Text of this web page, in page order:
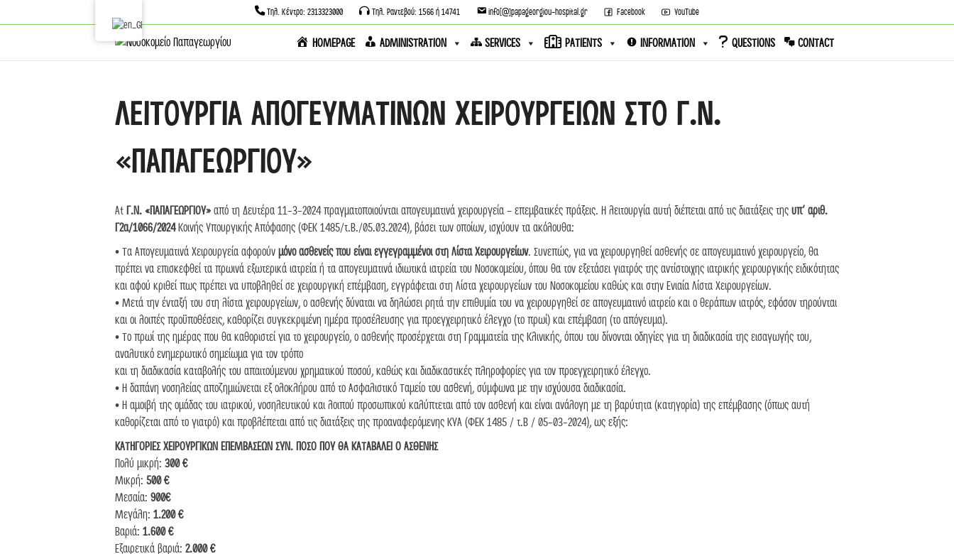
Τηλ. Κέντρο: 2313323000 Τηλ. Ραντεβού: 1566 ή 14741 info[@]papageorgiou-hospital.gr Facebook YouTube
HOMEPAGE ADMINISTRATION SERVICES PATIENTS INFORMATION QUESTIONS CONTACT
ΛΕΙΤΟΥΡΓΙΑ ΑΠΟΓΕΥΜΑΤΙΝΩΝ ΧΕΙΡΟΥΡΓΕΙΩΝ ΣΤΟ Γ.Ν.
«ΠΑΠΑΓΕΩΡΓΙΟΥ»
AtΓ.Ν. «ΠΑΠΑΓΕΩΡΓΙΟΥ»από τη Δευτέρα 11-3-2024 πραγματοποιούνται απογευματινά χειρουργεία – επεμβατικές πράξεις. Η λειτουργία αυτή διέπεται από τις διατάξεις τηςυπ΄ αριθ.
Γ2α/1066/2024Kοινής Υπουργικής Απόφασης (ΦΕΚ 1485/τ.Β./05.03.2024), βάσει των οποίων, ισχύουν τα ακόλουθα:
• Τα Απογευματινά Χειρουργεία αφορούνμόνο ασθενείς που είναι εγγεγραμμένοι στη Λίστα Χειρουργείων. Συνεπώς, για να χειρουργηθεί ασθενής σε απογευματινό χειρουργείο, θα
πρέπει να επισκεφθεί τα πρωινά εξωτερικά ιατρεία ή τα απογευματινά ιδιωτικά ιατρεία του Νοσοκομείου, όπου θα τον εξετάσει γιατρός της αντίστοιχης ιατρικής χειρουργικής ειδικότητας
και αφού κριθεί πως πρέπει να υποβληθεί σε χειρουργική επέμβαση, εγγράφεται στη Λίστα χειρουργείων του Νοσοκομείου καθώς και στην Ενιαία Λίστα Χειρουργείων.
• Μετά την ένταξή του στη λίστα χειρουργείων, ο ασθενής δύναται να δηλώσει ρητά την επιθυμία του να χειρουργηθεί σε απογευματινό ιατρείο και ο θεράπων ιατρός, εφόσον τηρούνται
και οι λοιπές προϋποθέσεις, καθορίζει συγκεκριμένη ημέρα προσέλευσης για προεγχειρητικό έλεγχο (το πρωί) και επέμβαση (το απόγευμα).
• Το πρωί της ημέρας που θα καθοριστεί για το χειρουργείο, ο ασθενής προσέρχεται στη Γραμματεία της Κλινικής, όπου του δίνονται οδηγίες για τη διαδικασία της εισαγωγής του,
αναλυτικό ενημερωτικό σημείωμα για τον τρόπο
και τη διαδικασία καταβολής του απαιτούμενου χρηματικού ποσού, καθώς και διαδικαστικές πληροφορίες για τον προεγχειρητικό έλεγχο.
• Η δαπάνη νοσηλείας αποζημιώνεται εξ ολοκλήρου από το Ασφαλιστικό Ταμείο του ασθενή, σύμφωνα με την ισχύουσα διαδικασία.
• Η αμοιβή της ομάδας του ιατρικού, νοσηλευτικού και λοιπού προσωπικού καλύπτεται από τον ασθενή και είναι ανάλογη με τη βαρύτητα (κατηγορία) της επέμβασης (όπως αυτή
καθορίζεται από το γιατρό) και προβλέπεται από τις διατάξεις της προαναφερόμενης ΚΥΑ (ΦΕΚ 1485 / τ.Β / 05-03-2024), ως εξής:
ΚΑΤΗΓΟΡΙΕΣ ΧΕΙΡΟΥΡΓΙΚΩΝ ΕΠΕΜΒΑΣΕΩΝ ΣΥΝ. ΠΟΣΟ ΠΟΥ ΘΑ ΚΑΤΑΒΑΛΕΙ Ο ΑΣΘΕΝΗΣ
Πολύ μικρή: 300 €
Μικρή: 500 €
Μεσαία: 900€
Μεγάλη: 1.200 €
Βαριά: 1.600 €
Εξαιρετικά βαριά: 2.000 €